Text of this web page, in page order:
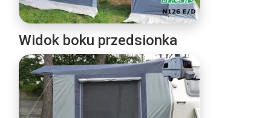
Widok boku przedsionka